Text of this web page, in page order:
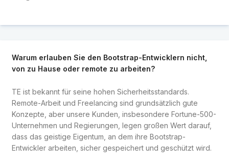
Warum erlauben Sie den Bootstrap-Entwicklern nicht,
von zu Hause oder remote zu arbeiten?
TE ist bekannt für seine hohen Sicherheitsstandards.
Remote-Arbeit und Freelancing sind grundsätzlich gute
Konzepte, aber unsere Kunden, insbesondere Fortune-500-
Unternehmen und Regierungen, legen großen Wert darauf,
dass das geistige Eigentum, an dem ihre Bootstrap-
Entwickler arbeiten, sicher gespeichert und geschützt wird.